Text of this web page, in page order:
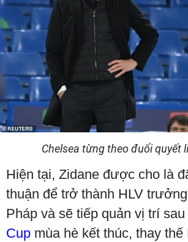
Chelsea từng theo đuổi quyết
Hiện tại, Zidane được cho là
thuận để trở thành HLV
Pháp và sẽ tiếp quản vị trí sau
Cup mùa hè kết thúc, thay thế